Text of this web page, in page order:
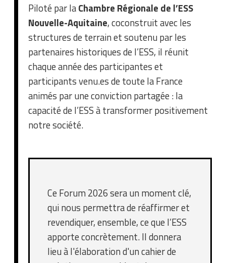
Piloté par laChambre Régionale de l’ESS
Nouvelle-Aquitaine, coconstruit avec les
structures de terrain et soutenu par les
partenaires historiques de l’ESS, il réunit
chaque année des participantes et
participants venu.es de toute la France
animés par une conviction partagée : la
capacité de l’ESS à transformer positivement
notre société.
Ce Forum 2026 sera un moment clé,
qui nous permettra de réaffirmer et
revendiquer, ensemble, ce que l’ESS
apporte concrètement. Il donnera
lieu à l'élaboration d'un cahier de